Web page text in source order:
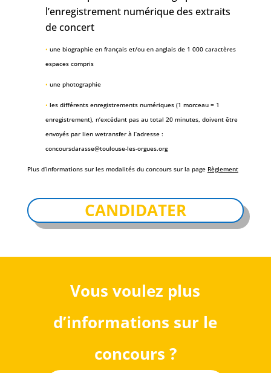
l’enregistrement numérique des extraits
de concert
• une biographie en français et/ou en anglais de 1 000 caractères
espaces compris
• une photographie
• les différents enregistrements numériques (1 morceau = 1
enregistrement), n’excédant pas au total 20 minutes, doivent être
envoyés par lien wetransfer à l’adresse :
concoursdarasse@toulouse-les-orgues.org
Plus d’informations sur les modalités du concours sur la page Règlement
CANDIDATER
Vous voulez plus
d’informations sur le
concours ?